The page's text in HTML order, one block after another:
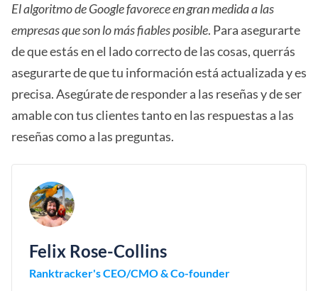
El algoritmo de Google favorece en gran medida a las
empresas que son lo más fiables posible. Para asegurarte
de que estás en el lado correcto de las cosas, querrás
asegurarte de que tu información está actualizada y es
precisa. Asegúrate de responder a las reseñas y de ser
amable con tus clientes tanto en las respuestas a las
reseñas como a las preguntas.
Felix Rose-Collins
Ranktracker's CEO/CMO & Co-founder